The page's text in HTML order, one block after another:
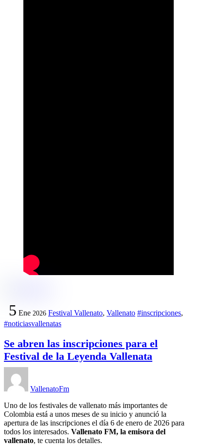
5 Ene 2026 Festival Vallenato, Vallenato #inscripciones,
#noticiasvallenatas
Se abren las inscripciones para el
Festival de la Leyenda Vallenata
VallenatoFm
Uno de los festivales de vallenato más importantes de
Colombia está a unos meses de su inicio y anunció la
apertura de las inscripciones el día 6 de enero de 2026 para
todos los interesados. Vallenato FM, la emisora del
vallenato, te cuenta los detalles.